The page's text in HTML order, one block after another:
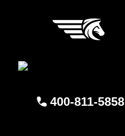
400-811-5858